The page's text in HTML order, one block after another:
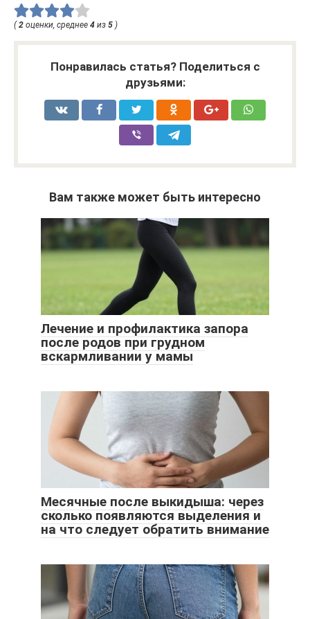
( 2 оценки, среднее 4 из 5 )
Понравилась статья? Поделиться с
друзьями:
Вам также может быть интересно
Лечение и профилактика запора
после родов при грудном
вскармливании у мамы
Месячные после выкидыша: через
сколько появляются выделения и
на что следует обратить внимание